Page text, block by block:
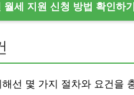
월세 지원 신청 방법 확인하기
선 몇 가지 절차와 요건을